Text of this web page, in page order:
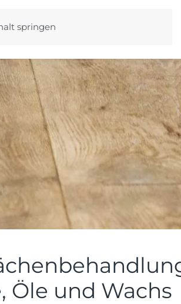
springen
Öle und Wachs